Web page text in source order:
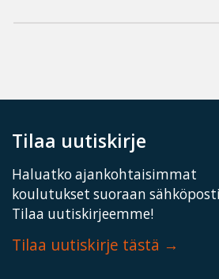
Tilaa uutiskirje
Haluatko ajankohtaisimmat
koulutukset suoraan
Tilaa uutiskirjeemme!
Tilaa uutiskirje tästä